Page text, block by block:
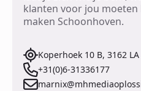
klanten voor jou moeten
maken Schoonhoven.
Koperhoek 10 B, 3162
+31(0)6-31336177